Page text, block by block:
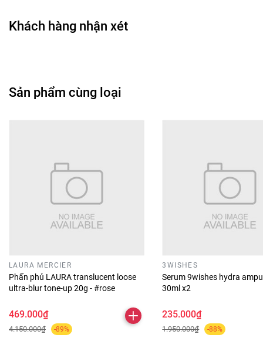
Khách hàng nhận xét
Sản phẩm cùng loại
LAURA MERCIER
Phấn phủ LAURA translucent loose
ultra-blur tone-up 20g - #rose
469.000₫
4.150.000₫ -89%
3WISHES
Serum 9wishes hydra
30ml x2
235.000₫
1.950.000₫ -88%